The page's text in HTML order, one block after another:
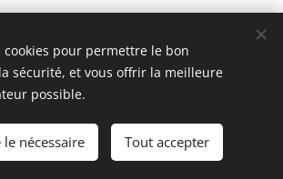
spécifiques pour faciliter la
raisonnables
cookies pour permettre le bon
sécurité, et vous offrir la meilleure
possible.
le nécessaire Tout accepter